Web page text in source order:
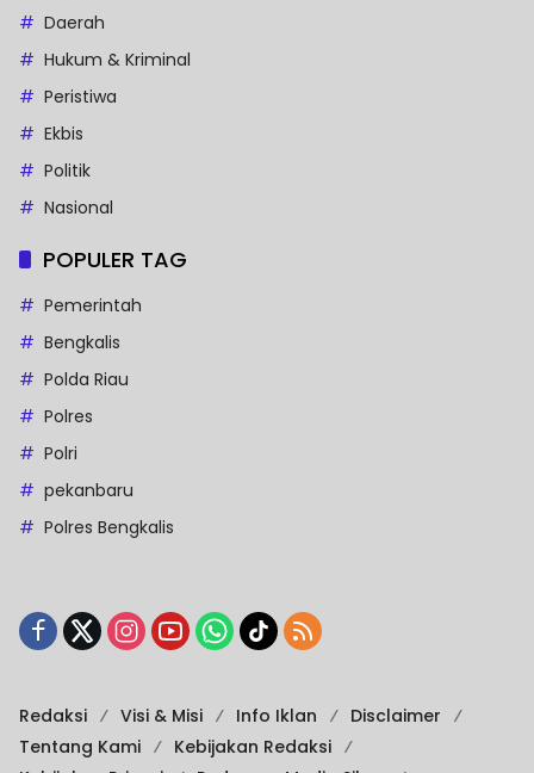
Daerah
Hukum & Kriminal
Peristiwa
Ekbis
Politik
Nasional
POPULER TAG
Pemerintah
Bengkalis
Polda Riau
Polres
Polri
pekanbaru
Polres Bengkalis
Redaksi Visi & Misi Info Iklan
Disclaimer
Tentang Kami
Kebijakan Redaksi